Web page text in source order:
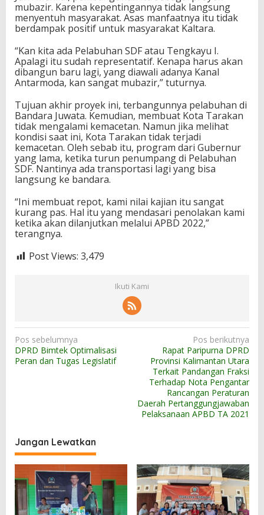
mubazir. Karena kepentingannya tidak langsung
menyentuh masyarakat. Asas manfaatnya itu tidak
berdampak positif untuk masyarakat Kaltara.
“Kan kita ada Pelabuhan SDF atau Tengkayu I.
Apalagi itu sudah representatif. Kenapa harus akan
dibangun baru lagi, yang diawali adanya Kanal
Antarmoda, kan sangat mubazir,” tuturnya.
Tujuan akhir proyek ini, terbangunnya pelabuhan di
Bandara Juwata. Kemudian, membuat Kota Tarakan
tidak mengalami kemacetan. Namun jika melihat
kondisi saat ini, Kota Tarakan tidak terjadi
kemacetan. Oleh sebab itu, program dari Gubernur
yang lama, ketika turun penumpang di Pelabuhan
SDF. Nantinya ada transportasi lagi yang bisa
langsung ke bandara.
“Ini membuat repot, kami nilai kajian itu sangat
kurang pas. Hal itu yang mendasari penolakan kami
ketika akan dilanjutkan melalui APBD 2022,”
terangnya.
Post Views: 3,479
Ikuti Kami
N
a
s
i
p
o
s
Pos sebelumnya
DPRD Bimtek Optimalisasi
Peran dan Tugas Legislatif
Pos berikutnya
Rapat Paripurna DPRD
Provinsi Kalimantan Utara
Terkait Pandangan Fraksi
Terhadap Nota Pengantar
Rancangan Peraturan
Daerah Pertanggungjawaban
Pelaksanaan APBD TA 2021
Jangan Lewatkan